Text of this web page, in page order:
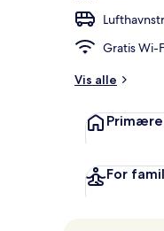
Gratis Wi-
Vis alle
For